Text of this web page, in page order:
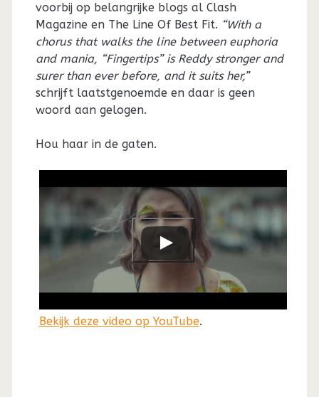
voorbij op belangrijke blogs al Clash
Magazine en The Line Of Best Fit. “With a
chorus that walks the line between euphoria
and mania, “Fingertips” is Reddy stronger and
surer than ever before, and it suits her,”
schrijft laatstgenoemde en daar is geen
woord aan gelogen.
Hou haar in de gaten.
Bekijk deze video op YouTube.